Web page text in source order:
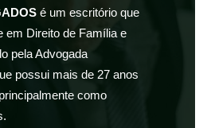
é um escritório que
em Direito de Família e
pela Advogada
possui mais de 27 anos
como